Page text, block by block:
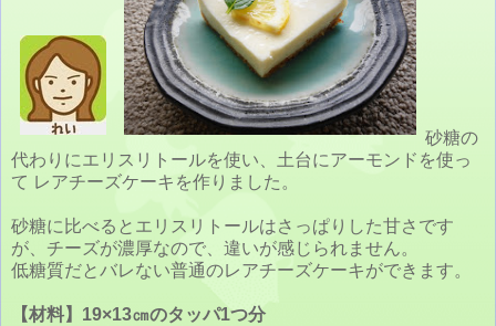
砂糖の
代わりにエリスリトールを使い、土台にアーモンドを使っ
て レアチーズケーキを作りました。
砂糖に比べるとエリスリトールはさっぱりした甘さです
が、チーズが濃厚なので、違いが感じられません。
低糖質だとバレない普通のレアチーズケーキができます。
【材料】19×13㎝のタッパ1つ分